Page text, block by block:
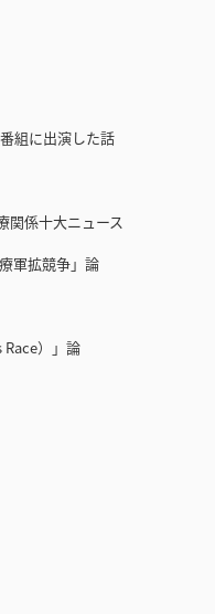
に出演した話
係十大ニュース
軍拡競争」論
）」論